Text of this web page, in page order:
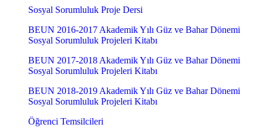
Sosyal Sorumluluk Proje Dersi
BEUN 2016-2017 Akademik Yılı Güz ve Bahar Dönemi
Sosyal Sorumluluk Projeleri Kitabı
BEUN 2017-2018 Akademik Yılı Güz ve Bahar Dönemi
Sosyal Sorumluluk Projeleri Kitabı
BEUN 2018-2019 Akademik Yılı Güz ve Bahar Dönemi
Sosyal Sorumluluk Projeleri Kitabı
Öğrenci Temsilcileri